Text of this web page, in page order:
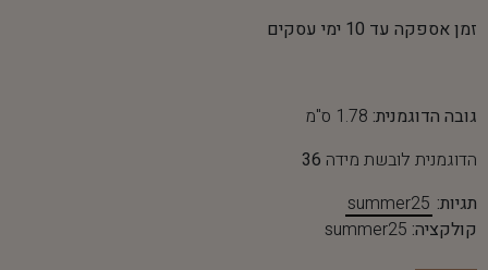
זמן אספקה עד 10 ימי עסקים
גובה הדוגמנית: 1.78 ס"מ
הדוגמנית לובשת מידה 36
תגיות: summer25
קולקציה: summer25